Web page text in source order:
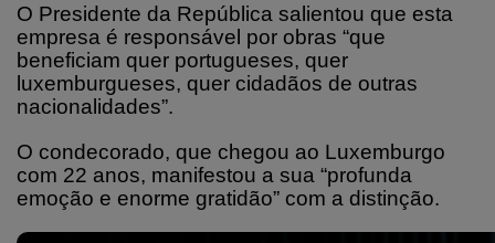
O Presidente da República salientou que esta
empresa é responsável por obras “que
beneficiam quer portugueses, quer
luxemburgueses, quer cidadãos de outras
nacionalidades”.
O condecorado, que chegou ao Luxemburgo
com 22 anos, manifestou a sua “profunda
emoção e enorme gratidão” com a distinção.